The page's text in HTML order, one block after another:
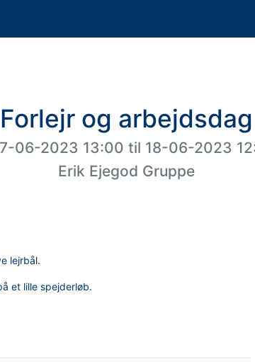
Forlejr og arbejdsdag
06-2023 13:00 til 18-06-2023
Erik Ejegod Gruppe
lejrbål.
et lille spejderløb.